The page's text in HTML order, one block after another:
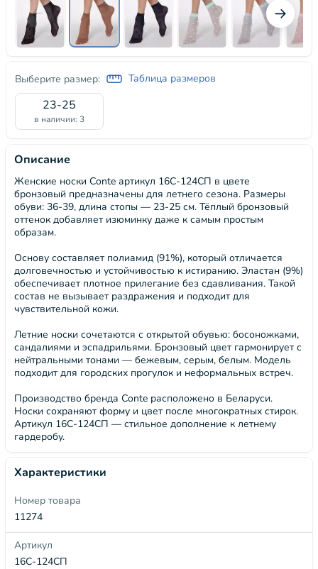
Выберите размер: Таблица размеров
23-25
в наличии: 3
Описание
Женские носки Conte артикул 16С-124СП в цвете
бронзовый предназначены для летнего сезона. Размеры
обуви: 36-39, длина стопы — 23-25 см. Тёплый бронзовый
оттенок добавляет изюминку даже к самым простым
образам.
Основу составляет полиамид (91%), который отличается
долговечностью и устойчивостью к истиранию. Эластан (9%)
обеспечивает плотное прилегание без сдавливания. Такой
состав не вызывает раздражения и подходит для
чувствительной кожи.
Летние носки сочетаются с открытой обувью: босоножками,
сандалиями и эспадрильями. Бронзовый цвет гармонирует с
нейтральными тонами — бежевым, серым, белым. Модель
подходит для городских прогулок и неформальных встреч.
Производство бренда Conte расположено в Беларуси.
Носки сохраняют форму и цвет после многократных стирок.
Артикул 16С-124СП — стильное дополнение к летнему
гардеробу.
Характеристики
Номер товара
11274
Артикул
16С-124СП